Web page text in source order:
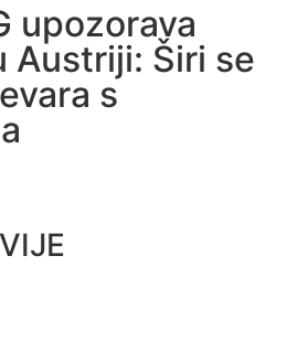
upozorava
Austriji: Širi se
s